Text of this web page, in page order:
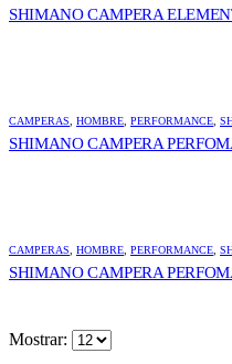
SHIMANO CAMPERA
CAMPERAS, HOMBRE, PERFORMANCE,
SHIMANO CAMPERA
CAMPERAS, HOMBRE, PERFORMANCE,
SHIMANO CAMPERA
Mostrar: